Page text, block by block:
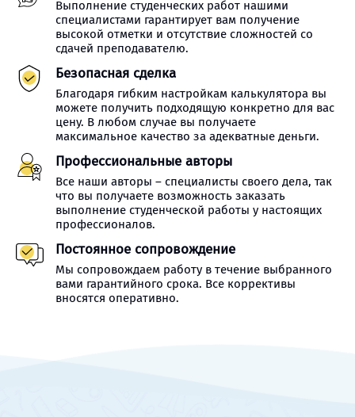
Выполнение студенческих работ нашими
специалистами гарантирует вам получение
высокой отметки и отсутствие сложностей со
сдачей преподавателю.
Безопасная сделка
Благодаря гибким настройкам калькулятора вы
можете получить подходящую конкретно для вас
цену. В любом случае вы получаете
максимальное качество за адекватные деньги.
Профессиональные авторы
Все наши авторы – специалисты своего дела, так
что вы получаете возможность заказать
выполнение студенческой работы у настоящих
профессионалов.
Постоянное сопровождение
Мы сопровождаем работу в течение выбранного
вами гарантийного срока. Все коррективы
вносятся оперативно.